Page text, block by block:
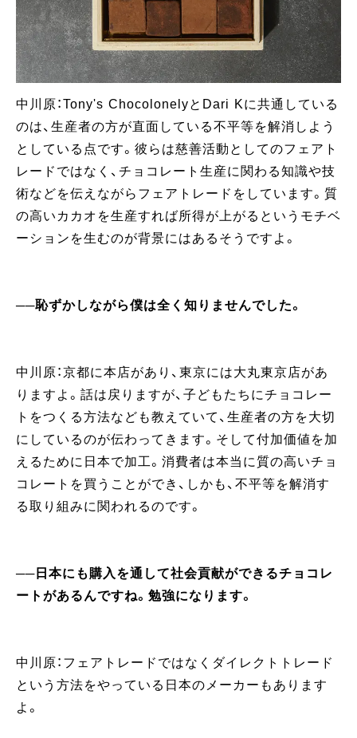
中川原：Tony's ChocolonelyとDari Kに共通している
のは、生産者の方が直面している不平等を解消しよう
としている点です。彼らは慈善活動としてのフェアト
レードではなく、チョコレート生産に関わる知識や技
術などを伝えながらフェアトレードをしています。質
の高いカカオを生産すれば所得が上がるというモチベ
ーションを生むのが背景にはあるそうですよ。
──恥ずかしながら僕は全く知りませんでした。
中川原：京都に本店があり、東京には大丸東京店があ
りますよ。話は戻りますが、子どもたちにチョコレー
トをつくる方法なども教えていて、生産者の方を大切
にしているのが伝わってきます。そして付加価値を加
えるために日本で加工。消費者は本当に質の高いチョ
コレートを買うことができ、しかも、不平等を解消す
る取り組みに関われるのです。
──日本にも購入を通して社会貢献ができるチョコレ
ートがあるんですね。勉強になります。
中川原：フェアトレードではなくダイレクトトレード
という方法をやっている日本のメーカーもあります
よ。